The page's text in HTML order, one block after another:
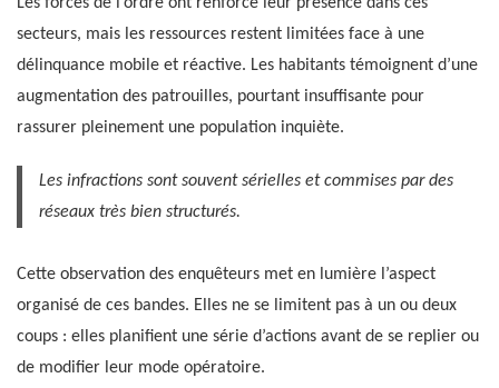
secteurs, mais les ressources restent limitées face à une
délinquance mobile et réactive. Les habitants témoignent d’une
augmentation des patrouilles, pourtant insuffisante pour
rassurer pleinement une population inquiète.
Les infractions sont souvent sérielles et commises par des
réseaux très bien structurés.
Cette observation des enquêteurs met en lumière l’aspect
organisé de ces bandes. Elles ne se limitent pas à un ou deux
coups : elles planifient une série d’actions avant de se replier ou
de modifier leur mode opératoire.